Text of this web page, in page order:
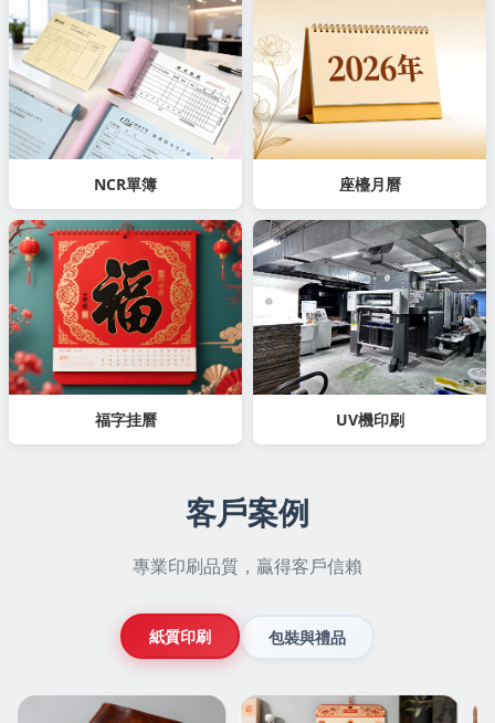
NCR單簿 座檯月曆
福字挂曆 UV機印刷
客戶案例
專業印刷品質，贏得客戶信賴
紙質印刷 包裝與禮品